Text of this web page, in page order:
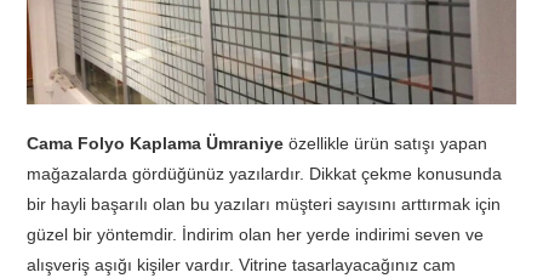
Cama Folyo Kaplama Ümraniye özellikle ürün satışı yapan
mağazalarda gördüğünüz yazılardır. Dikkat çekme konusunda
bir hayli başarılı olan bu yazıları müşteri sayısını arttırmak için
güzel bir yöntemdir. İndirim olan her yerde indirimi seven ve
alışveriş aşığı kişiler vardır. Vitrine tasarlayacağınız cam